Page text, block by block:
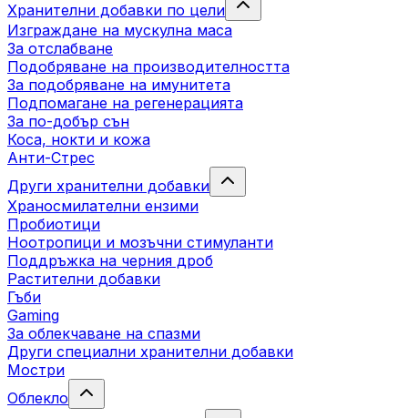
Хранителни добавки по цели
Изграждане на мускулна маса
За отслабване
Подобряване на производителността
За подобряване на имунитета
Подпомагане на регенерацията
За по-добър сън
Коса, нокти и кожа
Анти-Стрес
Други хранителни добавки
Храносмилателни ензими
Пробиотици
Ноотропици и мозъчни стимуланти
Поддръжка на черния дроб
Растителни добавки
Гъби
Gaming
За облекчаване на спазми
Други специални хранителни добавки
Мостри
Облекло